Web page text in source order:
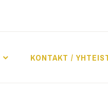
KONTAKT /